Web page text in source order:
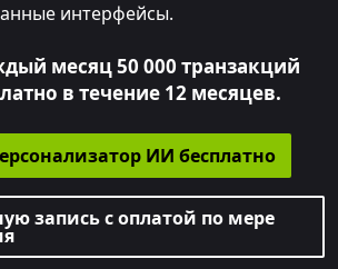
интерфейсы.
месяц 50 000 транзакций
в течение 12 месяцев.
ИИ бесплатно
запись с оплатой по мере